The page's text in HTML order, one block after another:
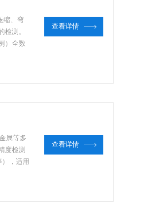
缩、弯
测。
）全数
动态显
查看详情
属等多
度检测
，适用
查看详情